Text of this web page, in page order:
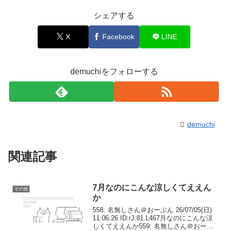
シェアする
X Facebook LINE
demuchiをフォローする
demuchi
関連記事
その他
7月なのにこんな涼しくてええん
か
558: 名無しさん＠おーぷん 26/07/05(日)
11:06:26 ID:rJ.81.L467月なのにこんな涼
しくてええんか559: 名無しさん＠おーぷ